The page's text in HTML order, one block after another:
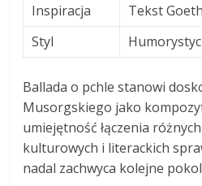
Inspiracja
Tekst
Styl
Ballada o pchle stanowi
Musorgskiego jako
umiejętność łączenia
kulturowych i literackich
nadal zachwyca kolejne